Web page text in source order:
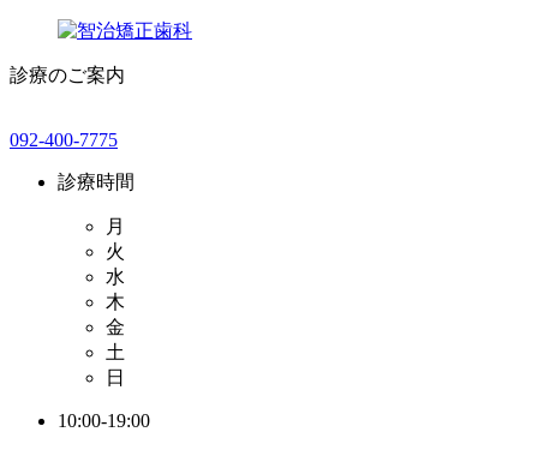
診療のご案内
092-400-7775
診療時間
月
火
水
木
金
土
日
10:00-19:00